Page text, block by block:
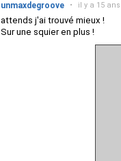
unmaxdegroove • il y a 15 ans
attends j'ai trouvé mieux !
Sur une squier en plus !